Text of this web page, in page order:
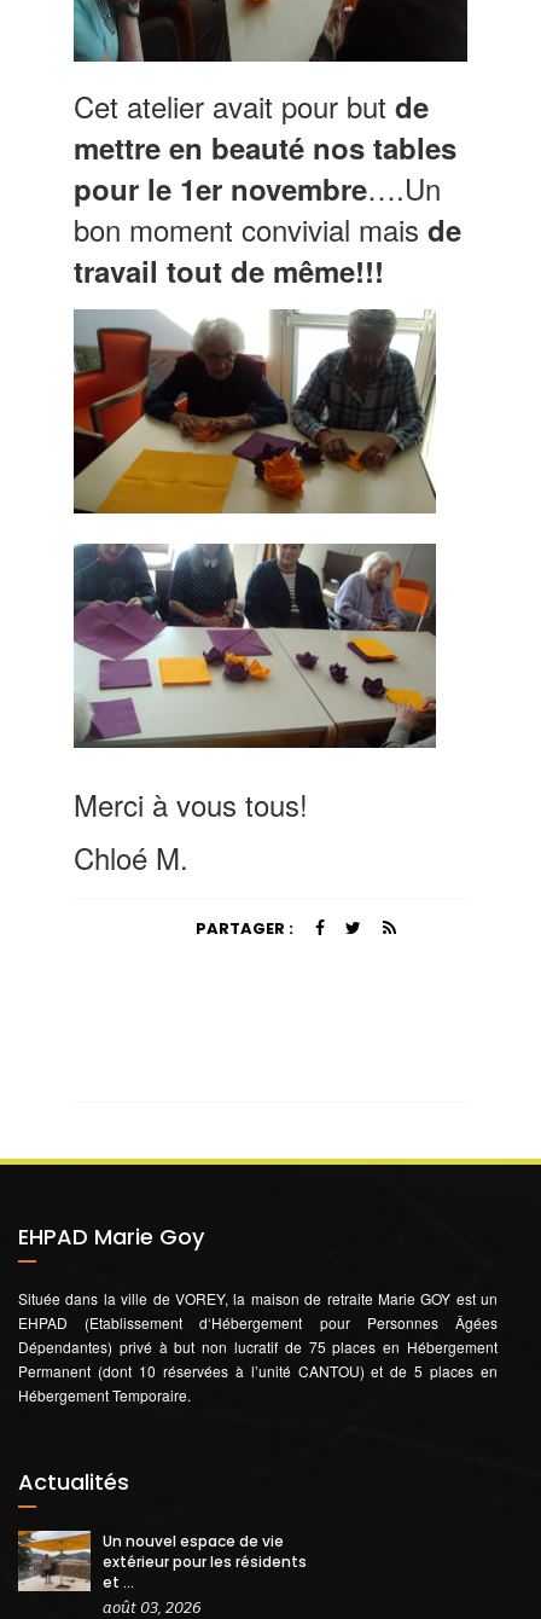
Cet atelier avait pour butde
mettre en beauté nos tables
pour le 1er novembre….Un
bon moment convivial maisde
travail tout de même!!!
Merci à vous tous!
Chloé M.
PARTAGER :
EHPAD Marie Goy
Située dans la ville de VOREY, la maison de retraite Marie GOY est un
EHPAD (Etablissement d‘Hébergement pour Personnes Âgées
Dépendantes) privé à but non lucratif de 75 places en Hébergement
Permanent (dont 10 réservées à l’unité CANTOU) et de 5 places en
Hébergement Temporaire.
Actualités
Un nouvel espace de vie
extérieur pour les résidents
et ...
août 03, 2026